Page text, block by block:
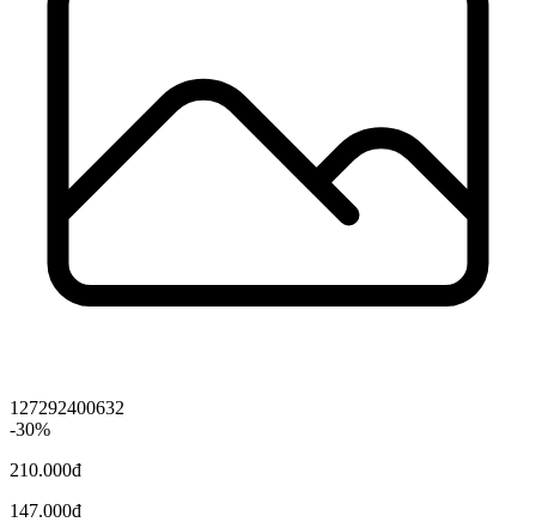
127292400632
-30%
210.000đ
147.000đ